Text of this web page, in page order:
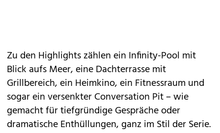
Zu den Highlights zählen ein Infinity-Pool mit
Blick aufs Meer, eine Dachterrasse mit
Grillbereich, ein Heimkino, ein Fitnessraum und
sogar ein versenkter Conversation Pit – wie
gemacht für tiefgründige Gespräche oder
dramatische Enthüllungen, ganz im Stil der Serie.